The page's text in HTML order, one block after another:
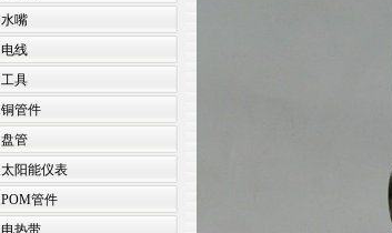
水嘴
电线
工具
铜管件
盘管
太阳能仪表
POM管件